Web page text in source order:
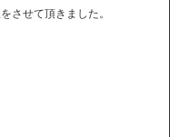
させて頂きました。